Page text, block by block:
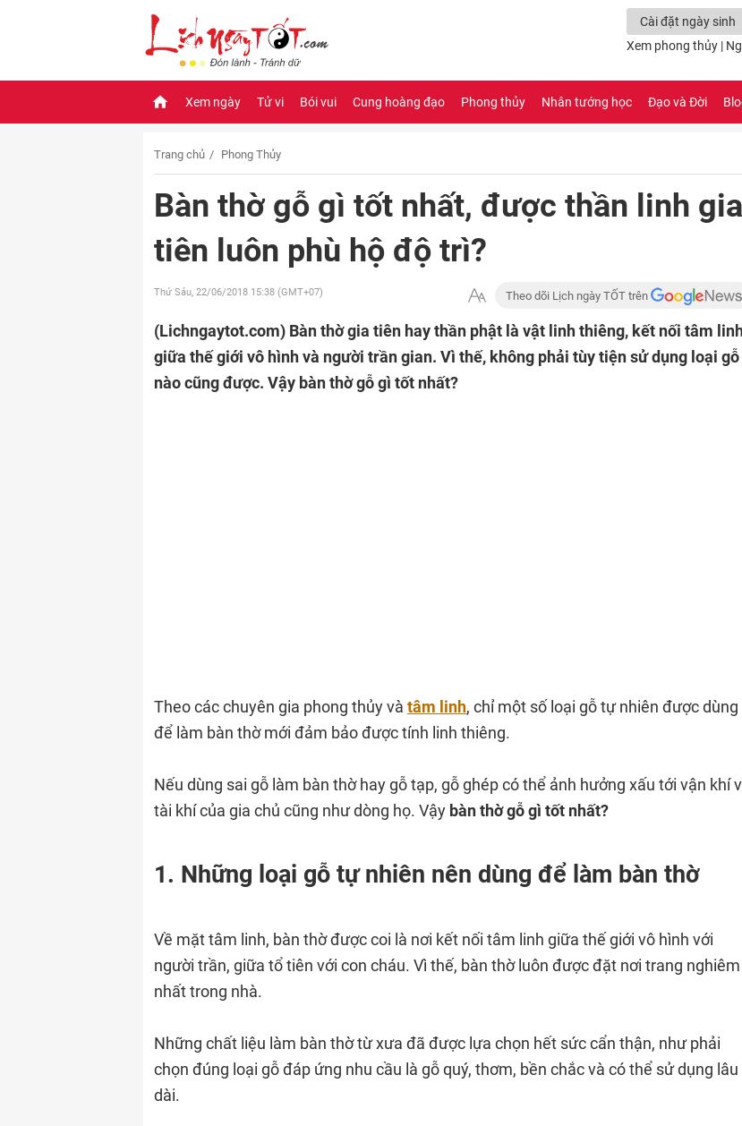
Cài đặt ngày sinh
Xem phong thủy |
Xem ngày Tử vi Bói vui Cung hoàng đạo Phong thủy Nhân tướng học Đạo và Đời
Trang chủ Phong Thủy
Bàn thờ gỗ gì tốt nhất, được thần linh gia
tiên luôn phù hộ độ trì?
Thứ Sáu, 22/06/2018 15:38 (GMT+07) Theo dõi Lịch ngày TỐT trên
(Lichngaytot.com) Bàn thờ gia tiên hay thần phật là vật linh thiêng, kết nối tâm
giữa thế giới vô hình và người trần gian. Vì thế, không phải tùy tiện sử dụng loại gỗ
nào cũng được. Vậy bàn thờ gỗ gì tốt nhất?
Theo các chuyên gia phong thủy và tâm linh, chỉ một số loại gỗ tự nhiên được dùng
để làm bàn thờ mới đảm bảo được tính linh thiêng.
Nếu dùng sai gỗ làm bàn thờ hay gỗ tạp, gỗ ghép có thể ảnh hưởng xấu tới vận khí
tài khí của gia chủ cũng như dòng họ. Vậy bàn thờ gỗ gì tốt nhất?
1. Những loại gỗ tự nhiên nên dùng để làm bàn thờ
Về mặt tâm linh, bàn thờ được coi là nơi kết nối tâm linh giữa thế giới vô hình với
người trần, giữa tổ tiên với con cháu. Vì thế, bàn thờ luôn được đặt nơi trang nghiêm
nhất trong nhà.
Những chất liệu làm bàn thờ từ xưa đã được lựa chọn hết sức cẩn thận, như phải
chọn đúng loại gỗ đáp ứng nhu cầu là gỗ quý, thơm, bền chắc và có thể sử dụng lâu
dài.